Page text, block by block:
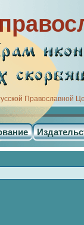
Православной